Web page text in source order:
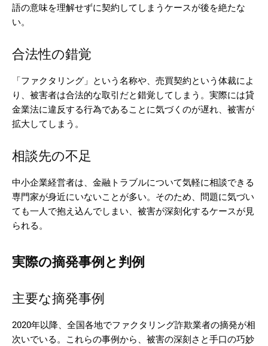
語の意味を理解せずに契約してしまうケースが後を絶たな
い。
合法性の錯覚
「ファクタリング」という名称や、売買契約という体裁によ
り、被害者は合法的な取引だと錯覚してしまう。実際には貸
金業法に違反する行為であることに気づくのが遅れ、被害が
拡大してしまう。
相談先の不足
中小企業経営者は、金融トラブルについて気軽に相談できる
専門家が身近にいないことが多い。そのため、問題に気づい
ても一人で抱え込んでしまい、被害が深刻化するケースが見
られる。
実際の摘発事例と判例
主要な摘発事例
2020年以降、全国各地でファクタリング詐欺業者の摘発が相
次いでいる。これらの事例から、被害の深刻さと手口の巧妙